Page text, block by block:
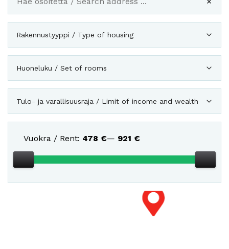
Rakennustyyppi / Type of housing
Huoneluku / Set of rooms
Tulo- ja varallisuusraja / Limit of income and wealth
Vuokra / Rent: 478 €— 921 €